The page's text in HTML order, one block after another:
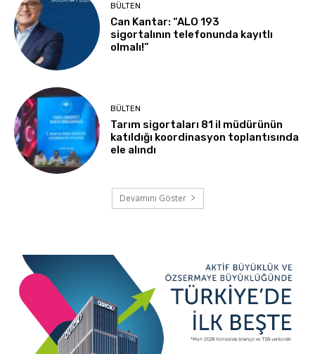
BÜLTEN
Can Kantar: “ALO 193
sigortalının telefonunda kayıtlı
olmalı!”
BÜLTEN
Tarım sigortaları 81 il müdürünün
katıldığı koordinasyon toplantısında
ele alındı
Devamını Göster